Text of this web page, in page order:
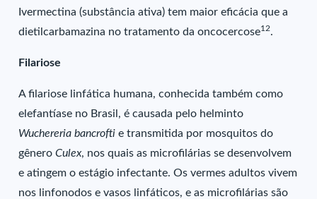
Ivermectina (substância ativa) tem maior eficácia que a
dietilcarbamazina no tratamento da oncocercose12.
Filariose
A filariose linfática humana, conhecida também como
elefantíase no Brasil, é causada pelo helminto
Wuchereria bancrofti e transmitida por mosquitos do
gêneroCulex, nos quais as microfilárias se desenvolvem
e atingem o estágio infectante. Os vermes adultos vivem
nos linfonodos e vasos linfáticos, e as microfilárias são